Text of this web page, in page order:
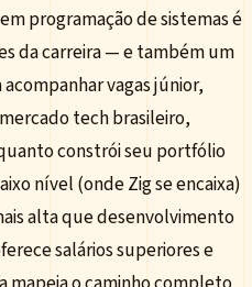
programação de sistemas é
da carreira — e também um
vagas júnior,
tech brasileiro,
constrói seu portfólio
nível (onde Zig se encaixa)
alta que desenvolvimento
salários superiores e